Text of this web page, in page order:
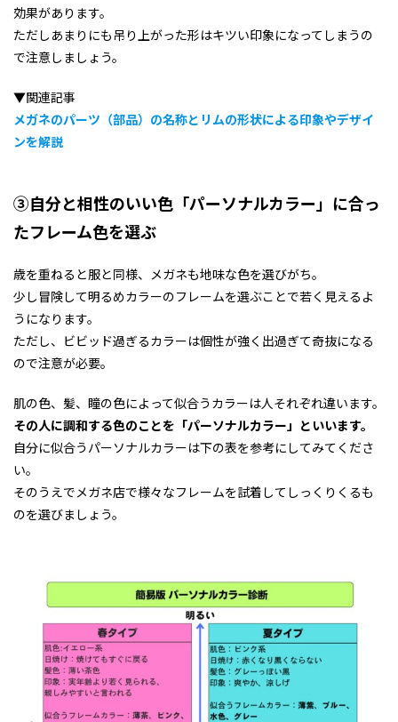
効果があります。
ただしあまりにも吊り上がった形はキツい印象になってしまうの
で注意しましょう。
▼関連記事
メガネのパーツ（部品）の名称とリムの形状による印象やデザイ
ンを解説
③自分と相性のいい色「パーソナルカラー」に合っ
たフレーム色を選ぶ
歳を重ねると服と同様、メガネも地味な色を選びがち。
少し冒険して明るめカラーのフレームを選ぶことで若く見えるよ
うになります。
ただし、ビビッド過ぎるカラーは個性が強く出過ぎて奇抜になる
ので注意が必要。
肌の色、髪、瞳の色によって似合うカラーは人それぞれ違います。
その人に調和する色のことを「パーソナルカラー」といいます。
自分に似合うパーソナルカラーは下の表を参考にしてみてくださ
い。
そのうえでメガネ店で様々なフレームを試着してしっくりくるも
のを選びましょう。